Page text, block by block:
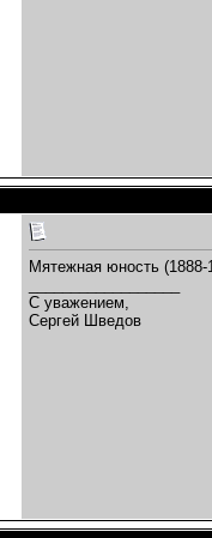
Мятежная юность (1888-
C уважением,
Сергей Шведов